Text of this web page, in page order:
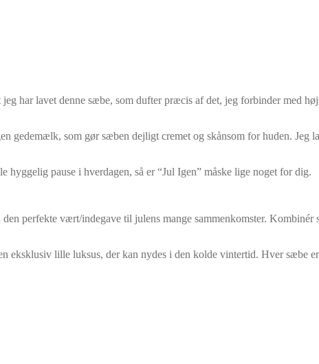
har lavet denne sæbe, som dufter præcis af det, jeg forbinder med
gedemælk, som gør sæben dejligt cremet og skånsom for huden.
pause i hverdagen, så er “Jul Igen” måske lige noget for dig.
perfekte vært/indegave til julens mange sammenkomster. Kombinér
eksklusiv lille luksus, der kan nydes i den kolde vintertid. Hver